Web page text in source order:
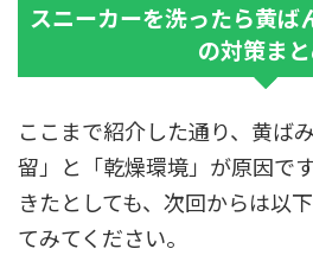
スニーカーを洗ったら黄ば
の対策ま
ここまで紹介した通り、黄ば
留」と「乾燥環境」が原因で
きたとしても、次回からは以
てみてください。